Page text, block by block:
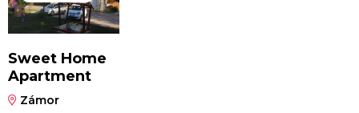
Sweet Home
Apartment
Zámor